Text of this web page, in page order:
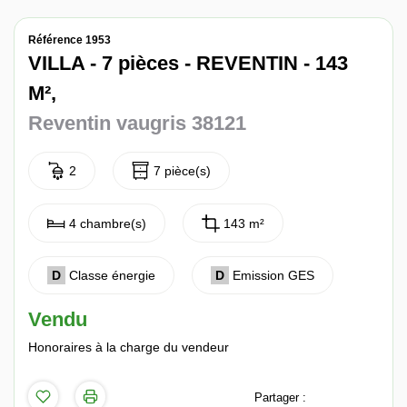
Nos avis
Contact
Référence 1953
VILLA - 7 pièces - REVENTIN - 143
M²,
Reventin vaugris 38121
2 7 pièce(s)
4 chambre(s) 143 m²
D Classe énergie D Emission GES
Vendu
Honoraires à la charge du vendeur
Partager :